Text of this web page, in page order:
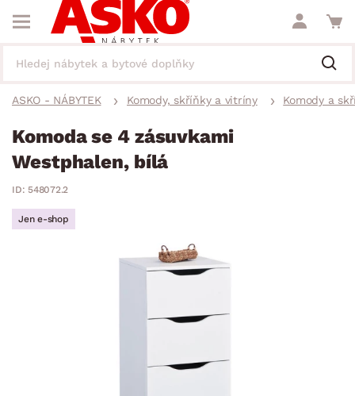
ASKO - NÁBYTEK Komody, skříňky a vitríny Komody a
Komoda se 4 zásuvkami
Westphalen, bílá
ID: 548072.2
Jen e-shop